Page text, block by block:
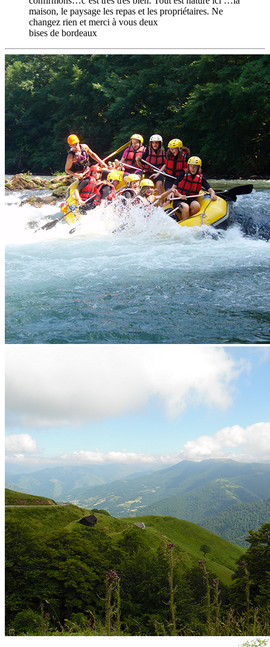
maison, le paysage les repas et les propriétaires. Ne
changez rien et merci à vous deux
bises de bordeaux